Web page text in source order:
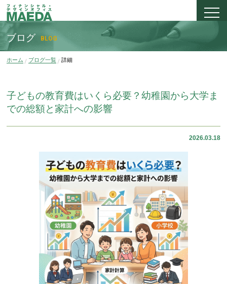
ブログ BLOG
ホーム ブログ一覧 詳細
子どもの教育費はいくら必要？幼稚園から大学ま
での総額と家計への影響
2026.03.18